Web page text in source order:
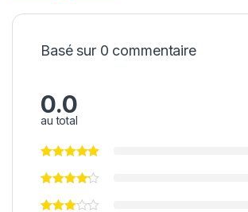
Basé sur 0 commentaire
0.0
au total